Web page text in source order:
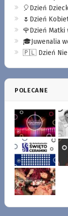
🎈Dzień
🌷Dzień
🌹Dzień Matki
🎓Juwenalia
🇵🇱 Dzień
POLECANE